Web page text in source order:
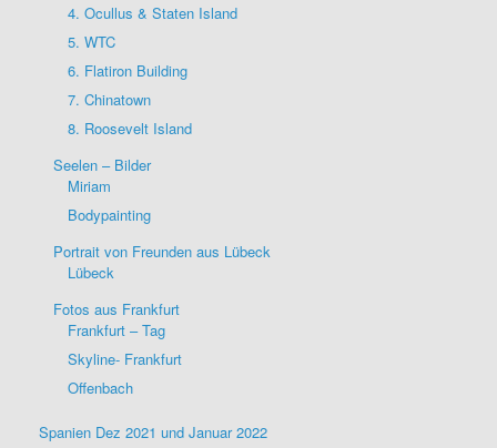
4. Ocullus & Staten Island
5. WTC
6. Flatiron Building
7. Chinatown
8. Roosevelt Island
Seelen – Bilder
Miriam
Bodypainting
Portrait von Freunden aus Lübeck
Lübeck
Fotos aus Frankfurt
Frankfurt – Tag
Skyline- Frankfurt
Offenbach
Spanien Dez 2021 und Januar 2022